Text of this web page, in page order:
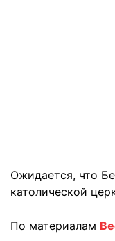
Ожидается, что
католической
По материалам